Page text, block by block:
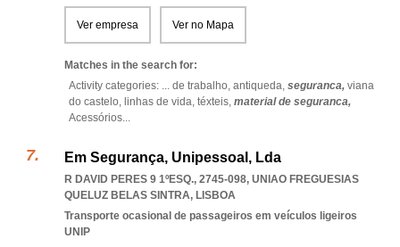
Ver empresa Ver no Mapa
Matches in the search for:
Activity categories: ... de trabalho, antiqueda, seguranca, viana
do castelo, linhas de vida, téxteis, material de seguranca,
Acessórios...
Em Segurança, Unipessoal, Lda
R DAVID PERES 9 1ºESQ., 2745-098, UNIAO FREGUESIAS
QUELUZ BELAS SINTRA, LISBOA
Transporte ocasional de passageiros em veículos ligeiros
UNIP